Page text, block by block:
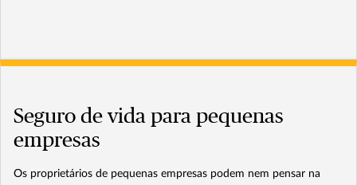
Seguro de vida para pequenas
empresas
Os proprietários de pequenas empresas podem nem pensar na